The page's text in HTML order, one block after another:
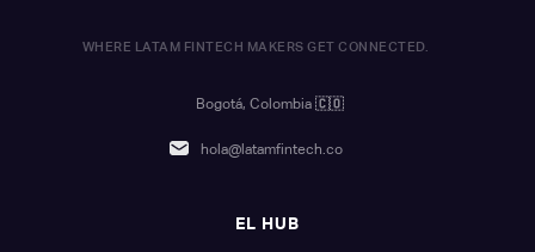
WHERE LATAM FINTECH MAKERS GET CONNECTED.
Bogotá, Colombia 🇨🇴
hola@latamfintech.co
EL HUB